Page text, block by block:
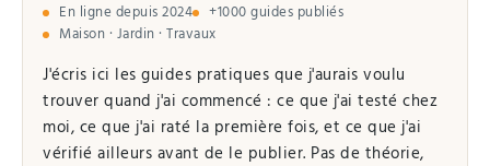
En ligne depuis 2024
+1000 guides publiés
Maison · Jardin · Travaux
J'écris ici les guides pratiques que j'aurais voulu
trouver quand j'ai commencé : ce que j'ai testé chez
moi, ce que j'ai raté la première fois, et ce que j'ai
vérifié ailleurs avant de le publier. Pas de théorie,